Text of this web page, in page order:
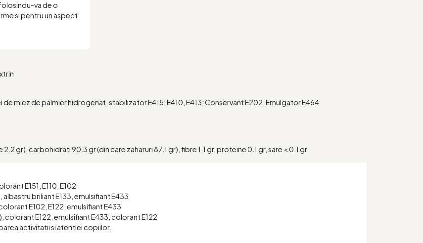
va de o
si pentru un aspect
miez de palmier hidrogenat, stabilizator E415, E410, E413; Conservant E202, Emulgator E464
gr), carbohidrati 90.3 gr (din care zaharuri 87.1 gr), fibre 1.1 gr, proteine 0.1 gr, sare < 0.1 gr.
E151, E110, E102
briliant E133, emulsifiant E433
E102, E122, emulsifiant E433
colorant E122, emulsifiant E433, colorant E122
activitatii si atentiei copiilor.